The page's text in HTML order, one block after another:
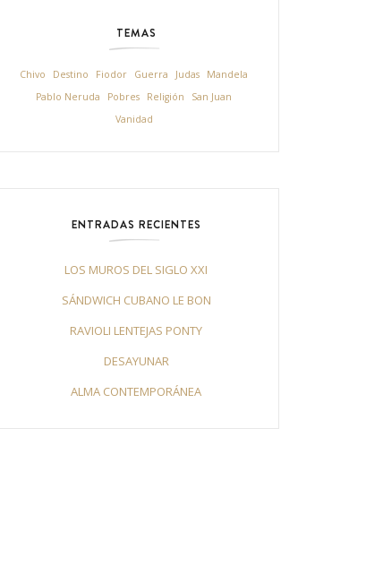
TEMAS
Chivo Destino Fiodor Guerra Judas
Mandela
Pablo Neruda
Pobres Religión
San Juan
Vanidad
ENTRADAS RECIENTES
LOS MUROS DEL SIGLO XXI
SÁNDWICH CUBANO LE BON
RAVIOLI LENTEJAS PONTY
DESAYUNAR
ALMA CONTEMPORÁNEA